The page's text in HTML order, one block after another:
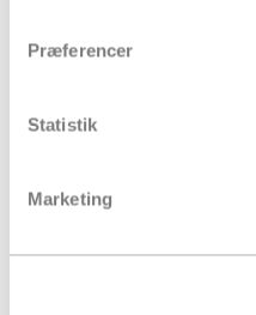
Præferencer
Statistik
Marketing
Papkasser
Aftørring & hygiejne